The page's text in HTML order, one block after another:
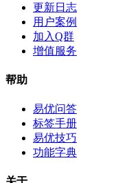
更新日志
用户案例
加入Q群
增值服务
帮助
易优问答
标签手册
易优技巧
功能字典